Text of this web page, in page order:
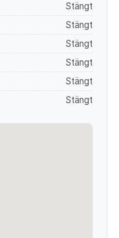
Stängt
Stängt
Stängt
Stängt
Stängt
Stängt